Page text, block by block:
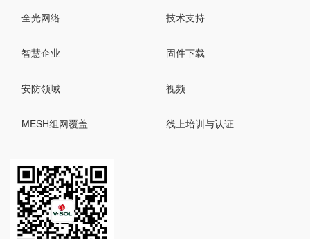
全光网络
智慧企业
安防领域
MESH组网覆盖
技术支持
固件下载
视频
线上培训与认证